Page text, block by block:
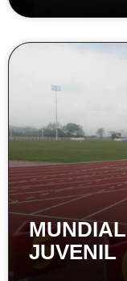
JUVENIL